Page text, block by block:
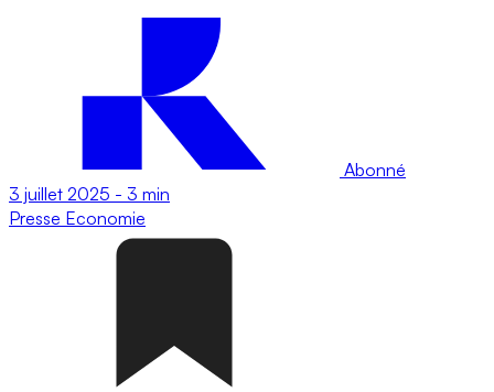
Abonné
3 juillet 2025 - 3 min
Presse Economie